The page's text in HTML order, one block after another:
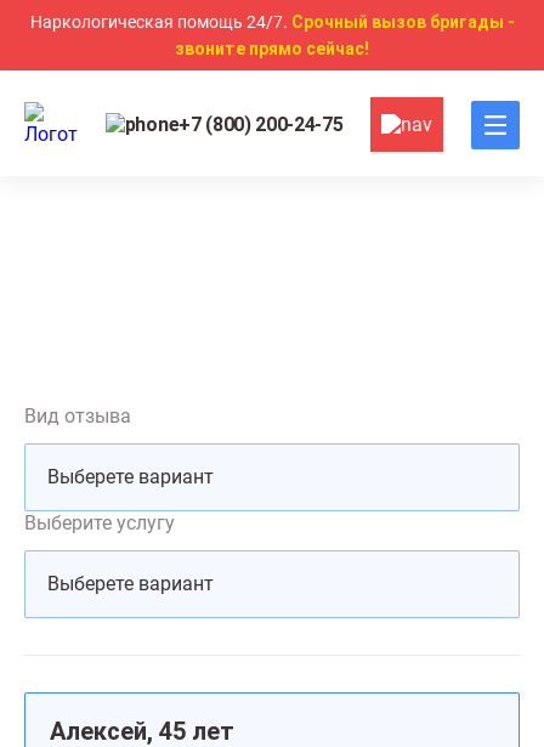
Наркологическая помощь 24/7. Срочный вызов бригады -
звоните прямо сейчас!
+7 (800) 200-24-75
Вид отзыва
Выберите услугу
Алексей, 45 лет